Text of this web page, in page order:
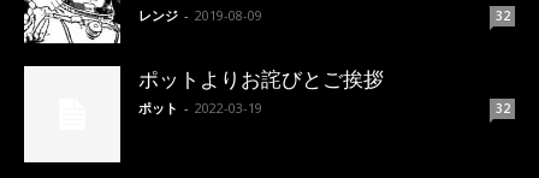
レンジ - 2019-08-09 32
ポットよりお詫びとご挨拶
ポット - 2022-03-19 32